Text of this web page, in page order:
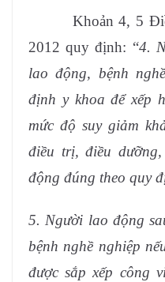
Khoản 4, 5 Điều
2012 quy định: “4.
lao động, bệnh
định y khoa để xếp
mức độ suy giảm
điều trị, điều
động đúng theo quy
5. Người lao động
bệnh nghề nghiệp
được sắp xếp công